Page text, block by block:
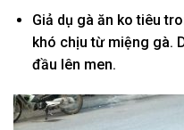
Giả dụ gà ăn ko tiêu
khó chịutừ miệng gà.
đầu lên men.